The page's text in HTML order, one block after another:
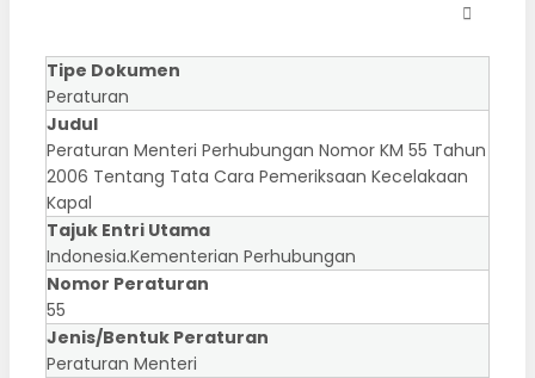
Tipe Dokumen
Peraturan
Judul
Peraturan Menteri Perhubungan Nomor KM 55 Tahun
2006 Tentang Tata Cara Pemeriksaan Kecelakaan
Kapal
Tajuk Entri Utama
Indonesia.Kementerian Perhubungan
Nomor Peraturan
55
Jenis/Bentuk Peraturan
Peraturan Menteri